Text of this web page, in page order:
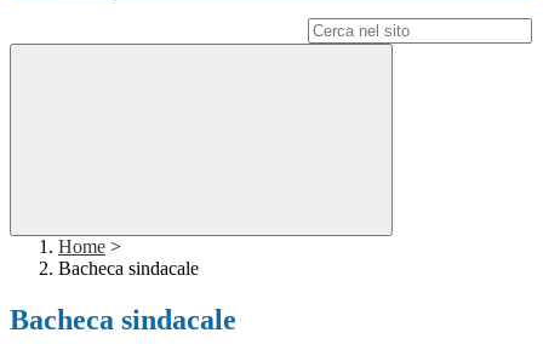
Home >
Bacheca sindacale
Bacheca sindacale